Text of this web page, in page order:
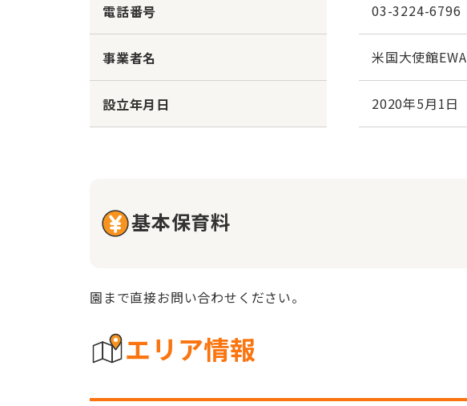
電話番号 03-3224-6796
事業者名 米国大使館EWA
設立年月日 2020年5月1日
基本保育料
園まで直接お問い合わせください。
エリア情報